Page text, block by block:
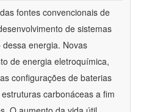
fontes convencionais de
de sistemas
energia. Novas
de energia eletroquímica,
configurações de baterias
carbonáceas a fim